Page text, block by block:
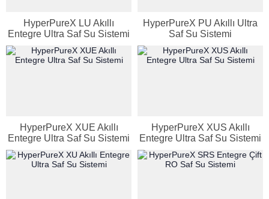
HyperPureX LU Akıllı
Entegre Ultra Saf Su Sistemi
HyperPureX PU Akıllı Ultra
Saf Su Sistemi
HyperPureX XUE Akıllı
Entegre Ultra Saf Su Sistemi
HyperPureX XUS Akıllı
Entegre Ultra Saf Su Sistemi